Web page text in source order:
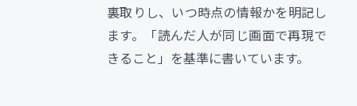
裏取りし、いつ時点の情報かを明記し
ます。「読んだ人が同じ画面で再現で
きること」を基準に書いています。